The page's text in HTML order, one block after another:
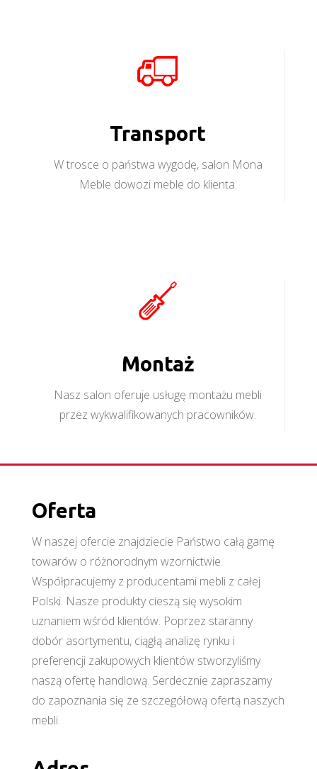
Transport
W trosce o państwa wygodę, salon Mona
Meble dowozi meble do klienta.
Montaż
Nasz salon oferuje usługę montażu mebli
przez wykwalifikowanych pracowników.
Oferta
W naszej ofercie znajdziecie Państwo całą gamę
towarów o różnorodnym wzornictwie.
Współpracujemy z producentami mebli z całej
Polski. Nasze produkty cieszą się wysokim
uznaniem wśród klientów. Poprzez staranny
dobór asortymentu, ciągłą analizę rynku i
preferencji zakupowych klientów stworzyliśmy
naszą ofertę handlową. Serdecznie zapraszamy
do zapoznania się ze szczegółową ofertą naszych
mebli.